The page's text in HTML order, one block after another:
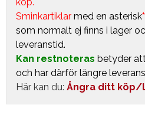
Sminkartiklar med en asterisk*
som normalt ej finns i lager
leveranstid.
Kan restnoteras betyder
och har därför längre
Här kan du: Ångra ditt köp/